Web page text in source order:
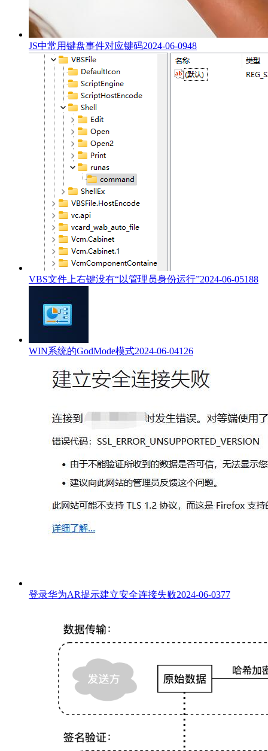
JS中常用键盘事件对应键码2024-06-0948
VBS文件上右键没有“以管理员身份运行”2024-06-05188
WIN系统的GodMode模式2024-06-04126
登录华为AR提示建立安全连接失败2024-06-0377